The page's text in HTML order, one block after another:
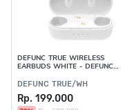
DEFUNC TRUE WIRELESS
EARBUDS WHITE - DEFUNC
DEFUNC TRUE/WH
Rp. 199.000